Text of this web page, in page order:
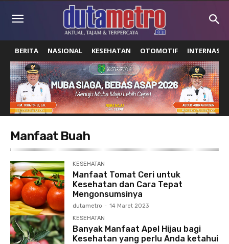
BERITA NASIONAL KESEHATAN OTOMOTIF
Manfaat Buah
KESEHATAN
Manfaat Tomat Ceri untuk
Kesehatan dan Cara Tepat
Mengonsumsinya
dutametro - 14 Maret 2023
KESEHATAN
Banyak Manfaat Apel Hijau bagi
Kesehatan yang perlu Anda ketahui